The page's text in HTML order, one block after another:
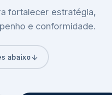
fortalecer estratégia,
e conformidade.
abaixo